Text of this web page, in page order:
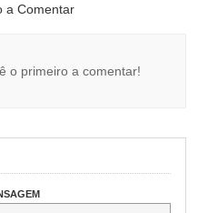
a Comentar
o primeiro a comentar!